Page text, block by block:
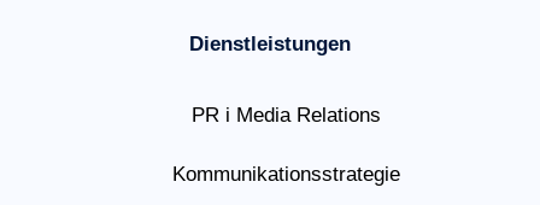
Dienstleistungen
PR i Media Relations
Kommunikationsstrategie